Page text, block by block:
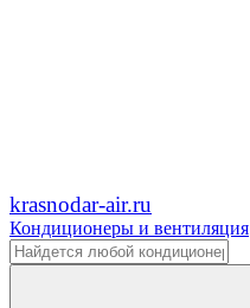
krasnodar-air.ru
Кондиционеры и вентиляция